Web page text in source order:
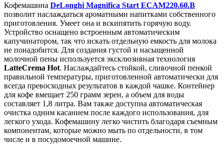
Кофемашина DeLonghi Magnifica Start ECAM220.60.B
позволит наслаждаться ароматными напитками собственного
приготовления. Умеет она и вскипятить горячую воду.
Устройство оснащено встроенным автоматическим
капучинатором, так что искать отдельную емкость для молока
не понадобится. Для создания густой и насыщенной
молочной пены используется эксклюзивная технология
LatteCrema Hot. Наслаждайтесь стойкой, сливочной пенкой
правильной температуры, приготовленной автоматически для
всегда превосходных результатов в каждой чашке. Контейнер
для кофе вмещает 250 грамм зерен, а объем для воды
составляет 1,8 литра. Вам также доступна автоматическая
очистка одним касанием после каждого использования, для
легкого ухода. Кофемашину легко чистить благодаря съемным
компонентам, которые можно мыть по отдельности, в том
числе и в посудомоечной машине.